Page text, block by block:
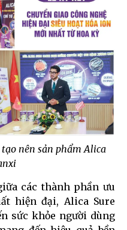
nên sản phẩm Alica
các thành phần ưu
hiện đại, Alica Sure
sức khỏe người dùng